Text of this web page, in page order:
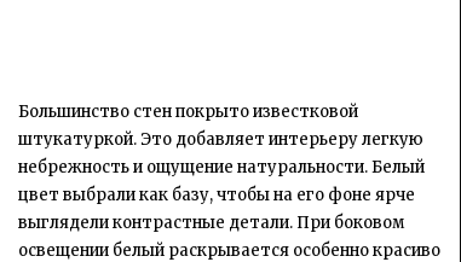
Большинство стен покрыто известковой
штукатуркой. Это добавляет интерьеру легкую
небрежность и ощущение натуральности. Белый
цвет выбрали как базу, чтобы на его фоне ярче
выглядели контрастные детали. При боковом
освещении белый раскрывается особенно красиво